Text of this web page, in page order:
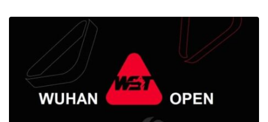
таблица Шанхай Мастерс 2026: Shanghai Masters 2026 —
турнирная сетка рейтингового турнира по […]